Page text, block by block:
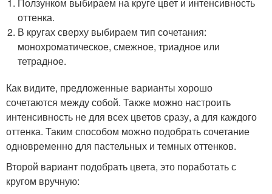
оттенка.
В кругах сверху выбираем тип сочетания:
монохроматическое, смежное, триадное или
тетрадное.
Как видите, предложенные варианты хорошо
сочетаются между собой. Также можно настроить
интенсивность не для всех цветов сразу, а для каждого
оттенка. Таким способом можно подобрать сочетание
одновременно для пастельных и темных оттенков.
Второй вариант подобрать цвета, это поработать с
кругом вручную: